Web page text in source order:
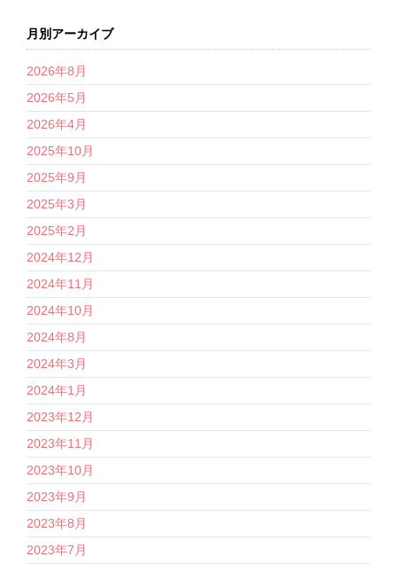
月別アーカイブ
2026年8月
2026年5月
2026年4月
2025年10月
2025年9月
2025年3月
2025年2月
2024年12月
2024年11月
2024年10月
2024年8月
2024年3月
2024年1月
2023年12月
2023年11月
2023年10月
2023年9月
2023年8月
2023年7月